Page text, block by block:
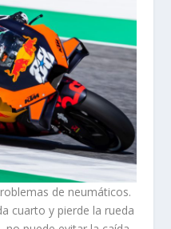
de neumáticos.
cuarto y pierde la rueda